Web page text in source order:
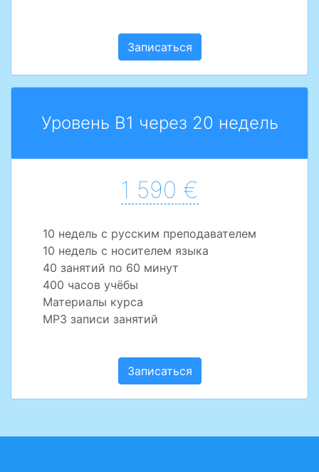
Записаться
Уровень B1 через 20 недель
1 590 €
10 недель с русским преподавателем
10 недель с носителем языка
40 занятий по 60 минут
400 часов учёбы
Материалы курса
MP3 записи занятий
Записаться